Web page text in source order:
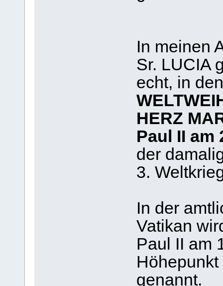
In meinen
Sr. LUCIA
echt, in
HERZ
Paul II am
der
3.
In der
Vatikan
Paul II am
genannt.